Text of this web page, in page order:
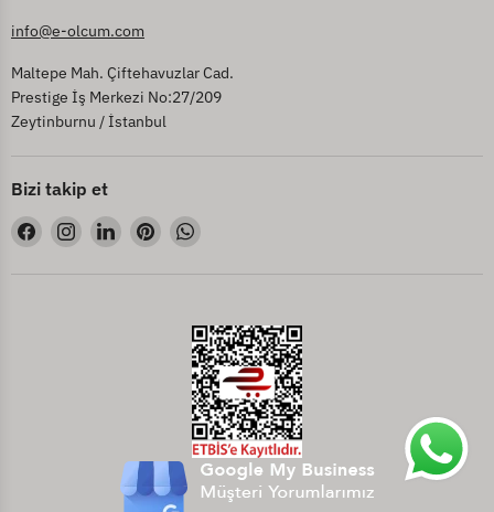
info@e-olcum.com
Maltepe Mah. Çiftehavuzlar Cad.
Prestige İş Merkezi No:27/209
Zeytinburnu / İstanbul
Bizi takip et
Bizi
Facebook&#39;de
bul
Bizi
Instagram&#39;de
bul
Bizi
LinkedIn&#39;de
bul
Bizi
Pinterest&#39;de
bul
Bizi
bul